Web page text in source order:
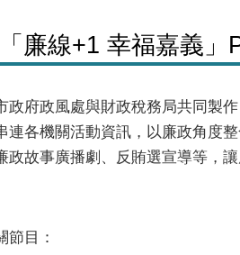
廉線+1 幸福嘉義」
政府政風處與財政稅務局共同製
連各機關活動資訊，以廉政角度
政故事廣播劇、反賄選宣導等，
目：